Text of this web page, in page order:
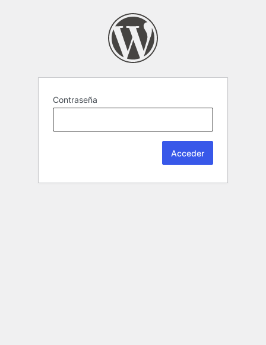
Contraseña